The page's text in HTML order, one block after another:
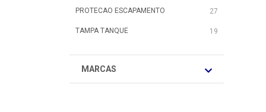
PROTECAO ESCAPAMENTO 27
TAMPA TANQUE 19
MARCAS